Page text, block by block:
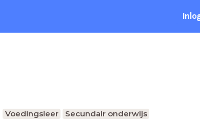
Voedingsleer Secundair onderwijs